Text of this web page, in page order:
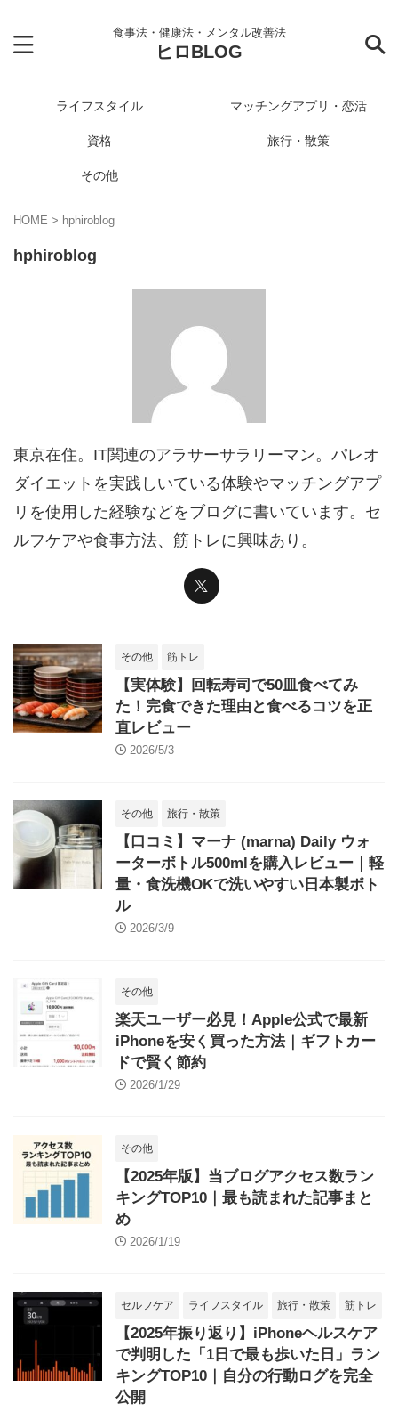
食事法・健康法・メンタル改善法
ヒロBLOG
ライフスタイル マッチングアプリ・恋活
資格 旅行・散策
その他
HOME > hphiroblog
hphiroblog
東京在住。IT関連のアラサーサラリーマン。パレオ
ダイエットを実践しいている体験やマッチングアプ
リを使用した経験などをブログに書いています。セ
ルフケアや食事方法、筋トレに興味あり。
その他 筋トレ
【実体験】回転寿司で50皿食べてみ
た！完食できた理由と食べるコツを正
直レビュー
2026/5/3
その他 旅行・散策
【口コミ】マーナ (marna) Daily ウォ
ーターボトル500mlを購入レビュー｜軽
量・食洗機OKで洗いやすい日本製ボト
ル
2026/3/9
その他
楽天ユーザー必見！Apple公式で最新
iPhoneを安く買った方法｜ギフトカー
ドで賢く節約
2026/1/29
その他
【2025年版】当ブログアクセス数ラン
キングTOP10｜最も読まれた記事まと
め
2026/1/19
セルフケア ライフスタイル 旅行・散策 筋トレ
【2025年振り返り】iPhoneヘルスケア
で判明した「1日で最も歩いた日」ラン
キングTOP10｜自分の行動ログを完全
公開